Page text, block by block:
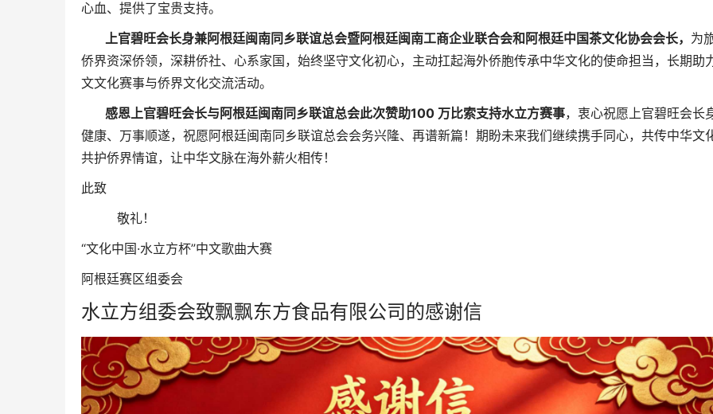
心血、提供了宝贵支持。
上官碧旺会长身兼阿根廷闽南同乡联谊总会暨阿根廷闽南工商企业联合会和阿根廷中国茶文化协会会长， 为
侨界资深侨领，深耕侨社、心系家国，始终坚守文化初心，主动扛起海外侨胞传承中华文化的使命担当，长期助
文文化赛事与侨界文化交流活动。
感恩上官碧旺会长与阿根廷闽南同乡联谊总会此次赞助100 万比索支持水立方赛事，衷心祝愿上官碧旺会长
健康、万事顺遂，祝愿阿根廷闽南同乡联谊总会会务兴隆、再谱新篇！期盼未来我们继续携手同心，共传中华文化
共护侨界情谊，让中华文脉在海外薪火相传！
此致
敬礼！
“文化中国·水立方杯”中文歌曲大赛
阿根廷赛区组委会
水立方组委会致飘飘东方食品有限公司的感谢信